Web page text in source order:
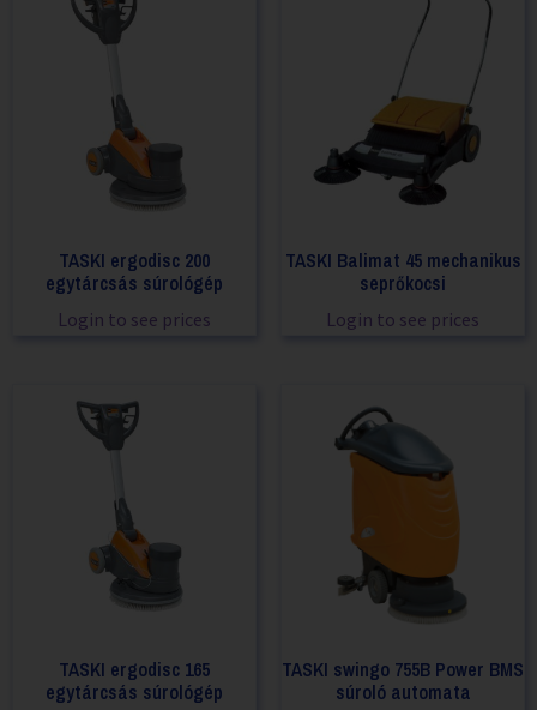
TASKI ergodisc 200
egytárcsás súrológép
Login to see prices
TASKI Balimat 45 mechanikus
seprőkocsi
Login to see prices
TASKI ergodisc 165
egytárcsás súrológép
TASKI swingo 755B Power BMS
súroló automata